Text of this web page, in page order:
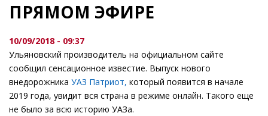
ПРЯМОМ ЭФИРЕ
10/09/2018 - 09:37
Ульяновский производитель на официальном сайте
сообщил сенсационное известие. Выпуск нового
внедорожника УАЗ Патриот, который появится в начале
2019 года, увидит вся страна в режиме онлайн. Такого еще
не было за всю историю УАЗа.